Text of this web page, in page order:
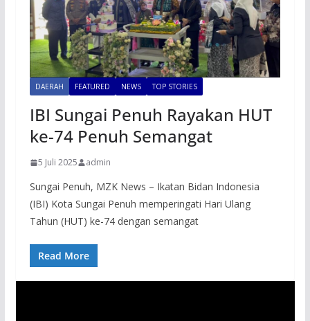
DAERAH FEATURED NEWS TOP STORIES
IBI Sungai Penuh Rayakan HUT
ke-74 Penuh Semangat
5 Juli 2025 admin
Sungai Penuh, MZK News – Ikatan Bidan Indonesia
(IBI) Kota Sungai Penuh memperingati Hari Ulang
Tahun (HUT) ke-74 dengan semangat
Read More